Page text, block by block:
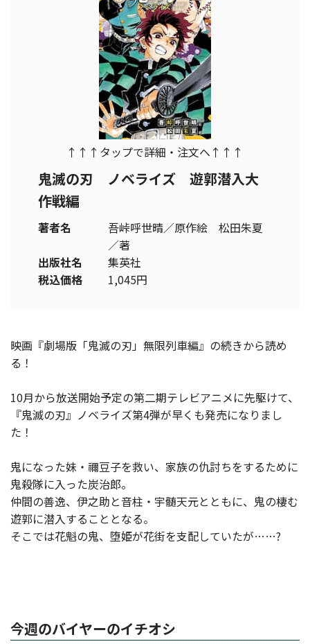
↑↑↑タップで詳細・注文へ↑↑↑
鬼滅の刃 ノベライズ 遊郭潜入大
作戦編
著者名
吾峠呼世晴／原作絵 松田朱夏
／著
出版社名
集英社
税込価格
1,045円
映画『劇場版「鬼滅の刃」無限列車編』の続きから読め
る！
10月から放送開始予定の第二期テレビアニメに先駆けて、
『鬼滅の刃』ノベライズ第4弾が早くも発売になりまし
た！
鬼になった妹・禰豆子を救い、家族の仇討ちをするために
鬼殺隊に入った炭治郎。
仲間の善逸、伊之助と音柱・宇髄天元とともに、鬼の棲む
遊郭に潜入することとなる。
そこでは花魁の鬼、堕姫が花街を支配していたが……?
今週のバイヤーのイチオシ